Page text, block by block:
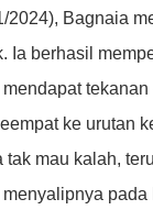
2024), Bagnaia
Ia berhasil
ke urutan
tak mau kalah,
pada